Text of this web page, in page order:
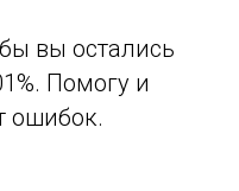
вы остались
Помогу и
ошибок.